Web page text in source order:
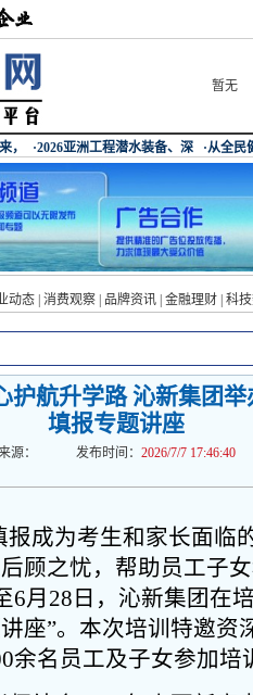
暂无
动态 消费观察 品牌资讯 金融理财 科
护航升学路 沁新集团
填报专题讲座
源： 发布时间： 2026/7/7 17:46:40
成为考生和家长面临
顾之忧，帮助员工子
6月28日，沁新集团在
座”。本次培训特邀资
余名员工及子女参加培